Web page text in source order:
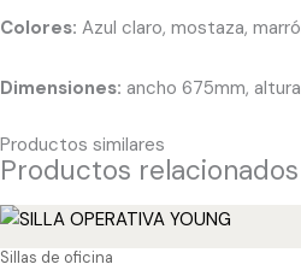
Colores: Azul claro, mostaza,
Dimensiones: ancho 675mm,
Productos similares
Productos relacionados
Sillas de oficina